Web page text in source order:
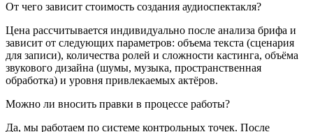
От чего зависит стоимость создания аудиоспектакля?
Цена рассчитывается индивидуально после анализа брифа и
зависит от следующих параметров: объема текста (сценария
для записи), количества ролей и сложности кастинга, объёма
звукового дизайна (шумы, музыка, пространственная
обработка) и уровня привлекаемых актёров.
Можно ли вносить правки в процессе работы?
Да, мы работаем по системе контрольных точек. После